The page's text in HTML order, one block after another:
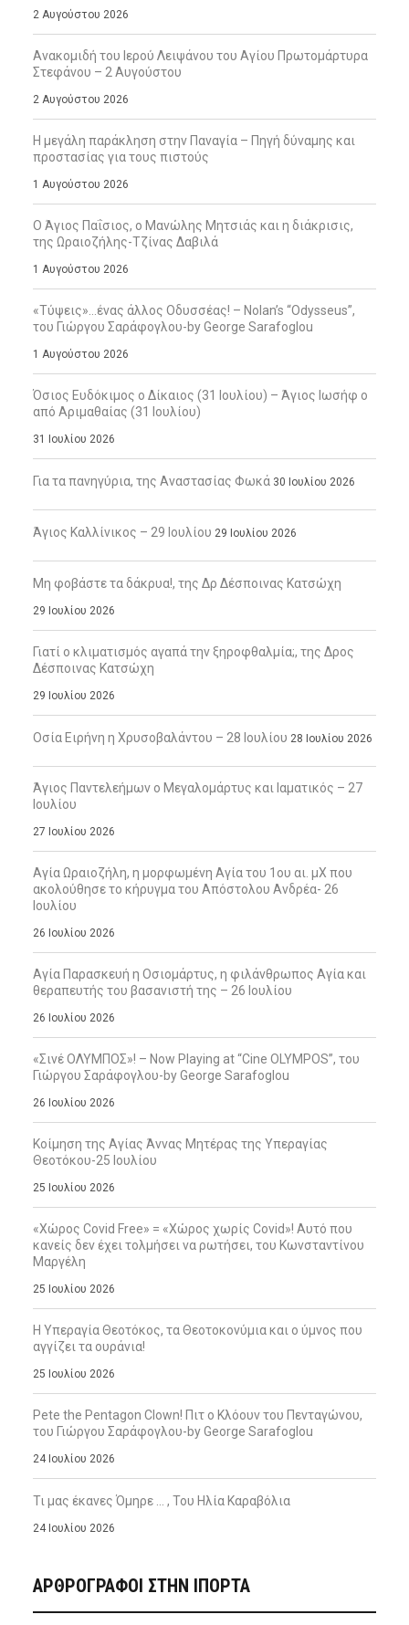
2 Αυγούστου 2026
Ανακομιδή του Ιερού Λειψάνου του Αγίου Πρωτομάρτυρα
Στεφάνου – 2 Αυγούστου
2 Αυγούστου 2026
Η μεγάλη παράκληση στην Παναγία – Πηγή δύναμης και
προστασίας για τους πιστούς
1 Αυγούστου 2026
Ο Άγιος Παΐσιος, ο Μανώλης Μητσιάς και η διάκρισις,
της Ωραιοζήλης-Τζίνας Δαβιλά
1 Αυγούστου 2026
«Τύψεις»…ένας άλλος Οδυσσέας! – Nolan’s “Odysseus”,
του Γιώργου Σαράφογλου-by George Sarafoglou
1 Αυγούστου 2026
Όσιος Ευδόκιμος ο Δίκαιος (31 Ιουλίου) – Άγιος Ιωσήφ ο
από Αριμαθαίας (31 Ιουλίου)
31 Ιουλίου 2026
Για τα πανηγύρια, της Αναστασίας Φωκά 30 Ιουλίου 2026
Άγιος Καλλίνικος – 29 Ιουλίου 29 Ιουλίου 2026
Μη φοβάστε τα δάκρυα!, της Δρ Δέσποινας Κατσώχη
29 Ιουλίου 2026
Γιατί ο κλιματισμός αγαπά την ξηροφθαλμία;, της Δρος
Δέσποινας Κατσώχη
29 Ιουλίου 2026
Οσία Ειρήνη η Χρυσοβαλάντου – 28 Ιουλίου 28 Ιουλίου 2026
Άγιος Παντελεήμων ο Μεγαλομάρτυς και Ιαματικός – 27
Ιουλίου
27 Ιουλίου 2026
Αγία Ωραιοζήλη, η μορφωμένη Αγία του 1ου αι. μΧ που
ακολούθησε το κήρυγμα του Απόστολου Ανδρέα- 26
Ιουλίου
26 Ιουλίου 2026
Αγία Παρασκευή η Οσιομάρτυς, η φιλάνθρωπος Αγία και
θεραπευτής του βασανιστή της – 26 Ιουλίου
26 Ιουλίου 2026
«Σινέ ΟΛΥΜΠΟΣ»! – Now Playing at “Cine OLYMPOS”, του
Γιώργου Σαράφογλου-by George Sarafoglou
26 Ιουλίου 2026
Κοίμηση της Αγίας Άννας Μητέρας της Υπεραγίας
Θεοτόκου-25 Ιουλίου
25 Ιουλίου 2026
«Χώρος Covid Free» = «Χώρος χωρίς Covid»! Αυτό που
κανείς δεν έχει τολμήσει να ρωτήσει, του Κωνσταντίνου
Μαργέλη
25 Ιουλίου 2026
Η Υπεραγία Θεοτόκος, τα Θεοτοκονύμια και ο ύμνος που
αγγίζει τα ουράνια!
25 Ιουλίου 2026
Pete the Pentagon Clown! Πιτ ο Κλόουν του Πενταγώνου,
του Γιώργου Σαράφογλου-by George Sarafoglou
24 Ιουλίου 2026
Τι μας έκανες Όμηρε … , Του Ηλία Καραβόλια
24 Ιουλίου 2026
ΑΡΘΡΟΓΡΑΦΟΙ ΣΤΗΝ IΠΟΡΤΑ